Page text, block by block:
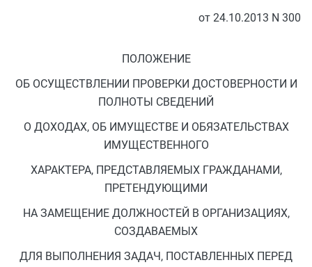
от 24.10.2013 N 300
ПОЛОЖЕНИЕ
ОБ ОСУЩЕСТВЛЕНИИ ПРОВЕРКИ ДОСТОВЕРНОСТИ И
ПОЛНОТЫ СВЕДЕНИЙ
О ДОХОДАХ, ОБ ИМУЩЕСТВЕ И ОБЯЗАТЕЛЬСТВАХ
ИМУЩЕСТВЕННОГО
ХАРАКТЕРА, ПРЕДСТАВЛЯЕМЫХ ГРАЖДАНАМИ,
ПРЕТЕНДУЮЩИМИ
НА ЗАМЕЩЕНИЕ ДОЛЖНОСТЕЙ В ОРГАНИЗАЦИЯХ,
СОЗДАВАЕМЫХ
ДЛЯ ВЫПОЛНЕНИЯ ЗАДАЧ, ПОСТАВЛЕННЫХ ПЕРЕД